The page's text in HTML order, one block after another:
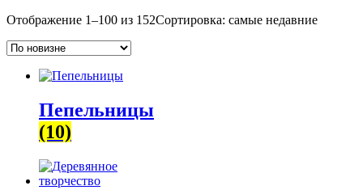
Отображение 1–100 из 152Сортировка: самые недавние
Пепельницы
(10)